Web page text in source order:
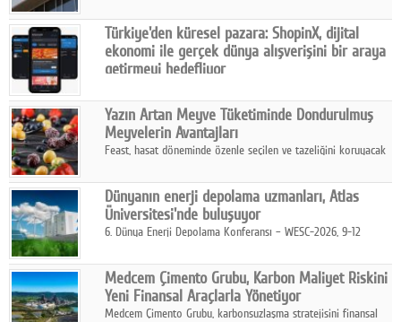
Turkish Bank'ın ticaret unvanının “Freedom Bank A.Ş.” olmasına
karar verildi.
Türkiye'den küresel pazara: ShopinX, dijital
ekonomi ile gerçek dünya alışverişini bir araya
getirmeyi hedefliyor
ekonomi ile gerçek dünya alışveriş deneyimi arasında köprü
kurmayı hedefleyen vizyonuyla uluslararası pazarlara açılıyor.
Yazın Artan Meyve Tüketiminde Dondurulmuş
Meyvelerin Avantajları
Feast, hasat döneminde özenle seçilen ve tazeliğini koruyacak
pratik, güvenilir ve lezzetli bir alternatif sunuyor.
Dünyanın enerji depolama uzmanları, Atlas
Üniversitesi'nde buluşuyor
6. Dünya Enerji Depolama Konferansı – WESC-2026, 9-12
sahipliğinde gerçekleştirilecek.
Medcem Çimento Grubu, Karbon Maliyet Riskini
Yeni Finansal Araçlarla Yönetiyor
Medcem Çimento Grubu, karbonsuzlaşma stratejisini finansal